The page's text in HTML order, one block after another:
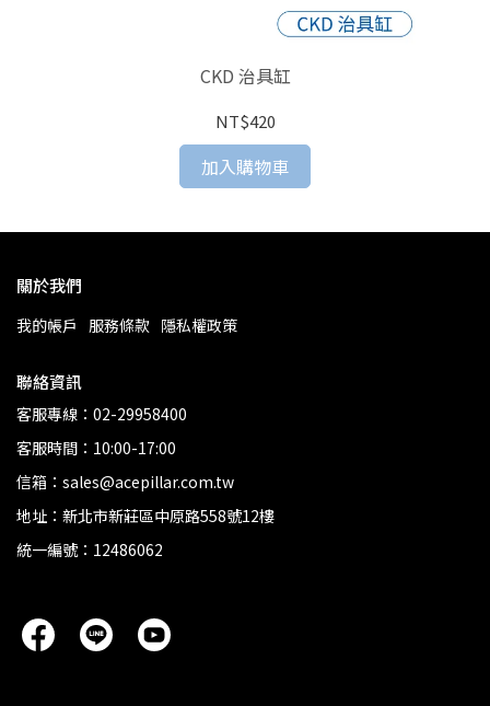
CKD 治具缸
NT$420
加入購物車
關於我們
我的帳戶 服務條款 隱私權政策
聯絡資訊
客服專線：02-29958400
客服時間：10:00-17:00
信箱：sales@acepillar.com.tw
地址：新北市新莊區中原路558號12樓
統一編號：12486062